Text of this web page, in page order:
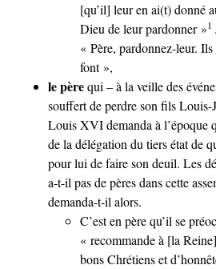
[qu’il] leur en ai(t) donné
Dieu de leur pardonner »1
« Père, pardonnez-leur. Ils
font »,
le pèrequi – à la veille des
souffert de perdre son fils
Louis XVI demanda à l’époque
de la délégation du tiers état de
pour lui de faire son deuil. Les
a-t-il pas de pères dans cette
demanda-t-il alors.
C’est en père qu’il se
« recommande à [la
bons Chrétiens et